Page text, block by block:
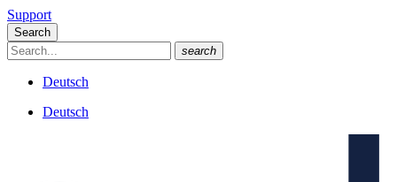
Support
Search
search
Deutsch
Deutsch